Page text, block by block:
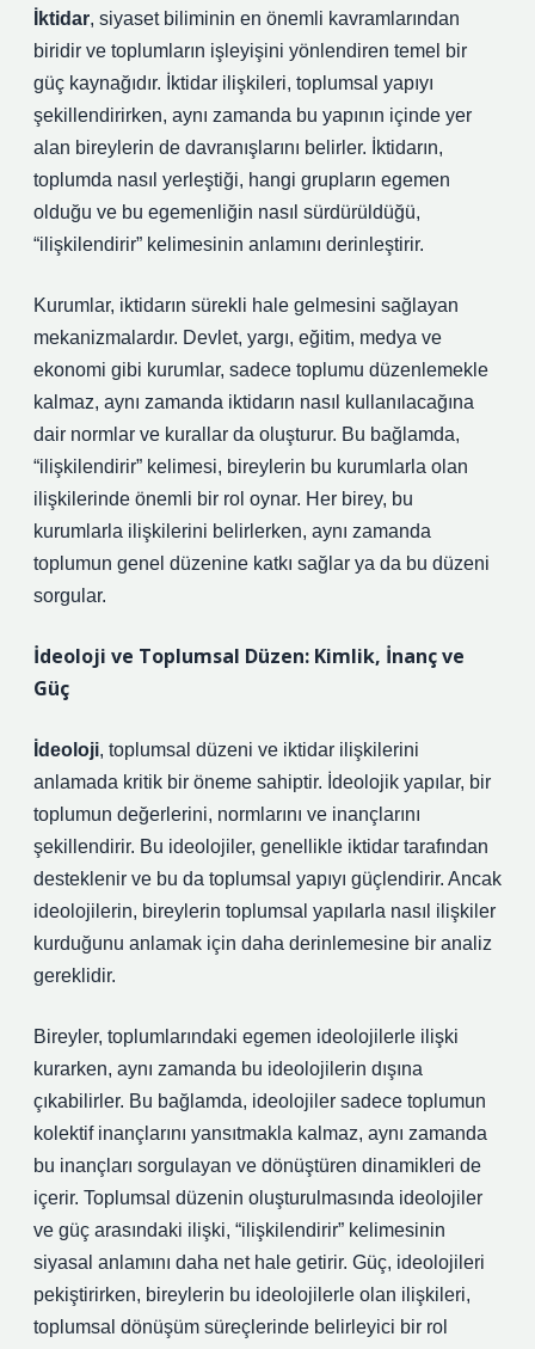
İktidar, siyaset biliminin en önemli kavramlarından
biridir ve toplumların işleyişini yönlendiren temel bir
güç kaynağıdır. İktidar ilişkileri, toplumsal yapıyı
şekillendirirken, aynı zamanda bu yapının içinde yer
alan bireylerin de davranışlarını belirler. İktidarın,
toplumda nasıl yerleştiği, hangi grupların egemen
olduğu ve bu egemenliğin nasıl sürdürüldüğü,
“ilişkilendirir” kelimesinin anlamını derinleştirir.
Kurumlar, iktidarın sürekli hale gelmesini sağlayan
mekanizmalardır. Devlet, yargı, eğitim, medya ve
ekonomi gibi kurumlar, sadece toplumu düzenlemekle
kalmaz, aynı zamanda iktidarın nasıl kullanılacağına
dair normlar ve kurallar da oluşturur. Bu bağlamda,
“ilişkilendirir” kelimesi, bireylerin bu kurumlarla olan
ilişkilerinde önemli bir rol oynar. Her birey, bu
kurumlarla ilişkilerini belirlerken, aynı zamanda
toplumun genel düzenine katkı sağlar ya da bu düzeni
sorgular.
İdeoloji ve Toplumsal Düzen: Kimlik, İnanç ve
Güç
İdeoloji, toplumsal düzeni ve iktidar ilişkilerini
anlamada kritik bir öneme sahiptir. İdeolojik yapılar, bir
toplumun değerlerini, normlarını ve inançlarını
şekillendirir. Bu ideolojiler, genellikle iktidar tarafından
desteklenir ve bu da toplumsal yapıyı güçlendirir. Ancak
ideolojilerin, bireylerin toplumsal yapılarla nasıl ilişkiler
kurduğunu anlamak için daha derinlemesine bir analiz
gereklidir.
Bireyler, toplumlarındaki egemen ideolojilerle ilişki
kurarken, aynı zamanda bu ideolojilerin dışına
çıkabilirler. Bu bağlamda, ideolojiler sadece toplumun
kolektif inançlarını yansıtmakla kalmaz, aynı zamanda
bu inançları sorgulayan ve dönüştüren dinamikleri de
içerir. Toplumsal düzenin oluşturulmasında ideolojiler
ve güç arasındaki ilişki, “ilişkilendirir” kelimesinin
siyasal anlamını daha net hale getirir. Güç, ideolojileri
pekiştirirken, bireylerin bu ideolojilerle olan ilişkileri,
toplumsal dönüşüm süreçlerinde belirleyici bir rol